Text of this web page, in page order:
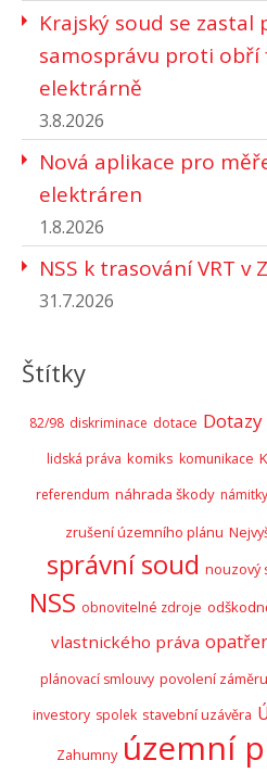
Krajský soud se zastal
samosprávu proti
elektrárně
3.8.2026
Nová aplikace pro
elektráren
1.8.2026
NSS k trasování VRT v
31.7.2026
Štítky
82/98 diskriminace dotace
lidská práva komiks komunikace
referendum náhrada škody námitky
zrušení územního plánu
správní soud nouzový
NSS obnovitelné zdroje
vlastnického práva
plánovací smlouvy povolení záměru
investory spolek stavební uzávěra
Zahumny územní